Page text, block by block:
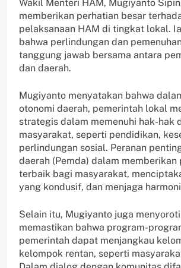
Wakil Menteri HAM, Mugiyanto
memberikan perhatian besar
pelaksanaan HAM di tingkat lokal.
bahwa perlindungan dan
tanggung jawab bersama antara
dan daerah.
Mugiyanto menyatakan bahwa
otonomi daerah, pemerintah lokal
strategis dalam memenuhi hak-hak
masyarakat, seperti pendidikan,
perlindungan sosial. Peranan
daerah (Pemda) dalam memberikan
terbaik bagi masyarakat,
yang kondusif, dan menjaga
Selain itu, Mugiyanto juga
memastikan bahwa program-
pemerintah dapat menjangkau
kelompok rentan, seperti